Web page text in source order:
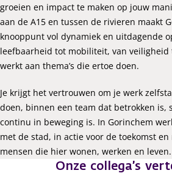
groeien en impact te maken op jouw
aan de A15 en tussen de rivieren maakt
knooppunt vol dynamiek en uitdagende
leefbaarheid tot mobiliteit, van
werkt aan thema’s die ertoe doen.
Je krijgt het vertrouwen om je werk
doen, binnen een team dat betrokken is,
continu in beweging is. In Gorinchem
met de stad, in actie voor de toekomst
mensen die hier wonen, werken en leven.
Onze collega’s